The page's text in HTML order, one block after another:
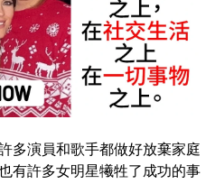
多演員和歌手都做好放棄家庭
有許多女明星犧牲了成功的事